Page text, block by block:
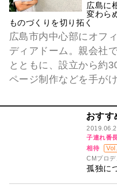
広島に
変わら
ものづくりを切り拓く
広島市内中心部にオフ
ディアドーム。親会社
とともに、設立から約
ページ制作などを手が
おすす
子連れ番
相待
CMプロ
孤独に